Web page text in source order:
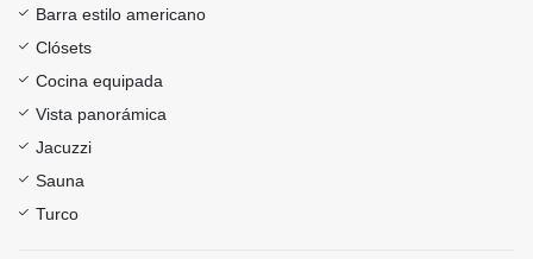
Barra estilo americano
Clósets
Cocina equipada
Vista panorámica
Jacuzzi
Sauna
Turco